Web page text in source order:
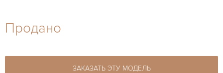
27-44
Продано
ЗАКАЗАТЬ ЭТУ МОДЕЛЬ